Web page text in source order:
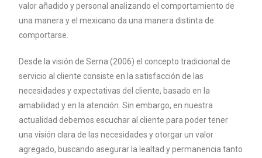
valor añadido y personal analizando el comportamiento de
una manera y el mexicano da una manera distinta de
comportarse.
Desde la visión de Serna (2006) el concepto tradicional de
servicio al cliente consiste en la satisfacción de las
necesidades y expectativas del cliente, basado en la
amabilidad y en la atención. Sin embargo, en nuestra
actualidad debemos escuchar al cliente para poder tener
una visión clara de las necesidades y otorgar un valor
agregado, buscando asegurar la lealtad y permanencia tanto